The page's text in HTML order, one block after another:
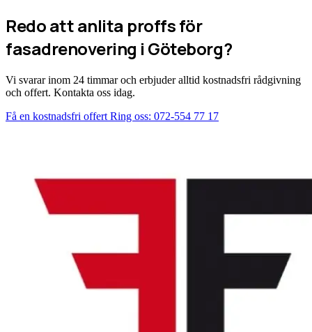
Redo att anlita proffs för
fasadrenovering i Göteborg?
Vi svarar inom 24 timmar och erbjuder alltid kostnadsfri rådgivning
och offert. Kontakta oss idag.
Få en kostnadsfri offert Ring oss: 072-554 77 17